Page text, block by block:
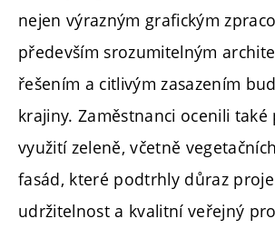
nejen výrazným grafickým
především srozumitelným
řešením a citlivým zasazením
krajiny. Zaměstnanci ocenili také
využití zeleně, včetně
fasád, které podtrhly důraz
udržitelnost a kvalitní veřejný